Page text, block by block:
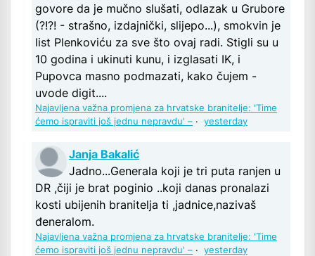
govore da je mučno slušati, odlazak u Grubore
(?!?! - strašno, izdajnički, slijepo...), smokvin je
list Plenkoviću za sve što ovaj radi. Stigli su u
10 godina i ukinuti kunu, i izglasati IK, i
Pupovca masno podmazati, kako čujem -
uvode digit....
Najavljena važna promjena za hrvatske branitelje: 'Time
ćemo ispraviti još jednu nepravdu' – · yesterday
Janja Bakalić
Jadno...Generala koji je tri puta ranjen u
DR ,čiji je brat poginio ..koji danas pronalazi
kosti ubijenih branitelja ti ,jadnice,nazivaš
đeneralom.
Najavljena važna promjena za hrvatske branitelje: 'Time
ćemo ispraviti još jednu nepravdu' – · yesterday